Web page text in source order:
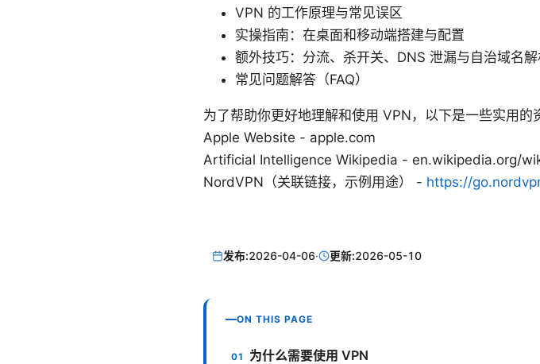
VPN 的工作原理与常见误区
实操指南：在桌面和移动端搭建与配置
额外技巧：分流、杀开关、DNS 泄漏与自治域名
常见问题解答（FAQ）
为了帮助你更好地理解和使用 VPN，以下是一些实用的
Apple Website - apple.com
Artificial Intelligence Wikipedia - en.wikipedia.org/
NordVPN（关联链接，示例用途） - https://
发布:2026-04-06· 更新:2026-05-10
ON THIS PAGE
为什么需要使用 VPN